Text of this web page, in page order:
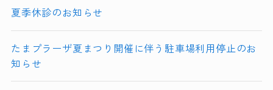
夏季休診のお知らせ
たまプラーザ夏まつり開催に伴う駐車場利用停止のお
知らせ